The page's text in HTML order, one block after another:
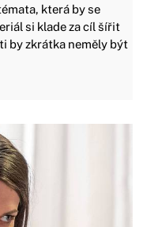
která by se
si klade za cíl šířit
by zkrátka neměly být